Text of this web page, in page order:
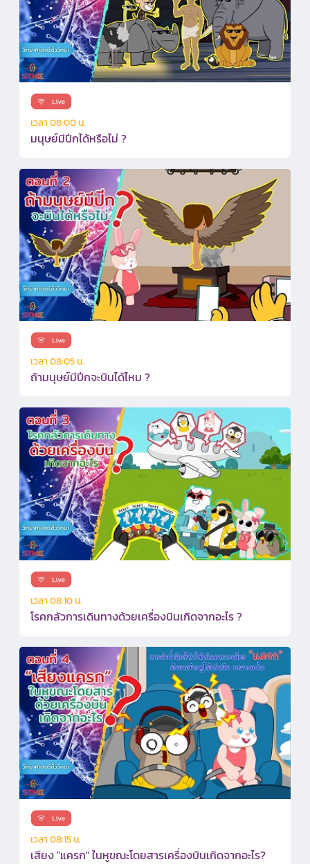
เวลา 08:00 น.
มนุษย์มีปีกได้หรือไม่ ?
เวลา 08:05 น.
ถ้ามนุษย์มีปีกจะบินได้ไหม ?
เวลา 08:10 น.
โรคกลัวการเดินทางด้วยเครื่องบินเกิดจากอะไร ?
เวลา 08:15 น.
เสียง "แครก" ในหูขณะโดยสารเครื่องบินเกิดจากอะไร?